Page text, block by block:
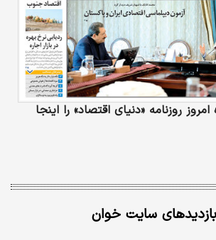
روزنامه «دنیای‌ اقتصاد» را اینجا
سایت خوان